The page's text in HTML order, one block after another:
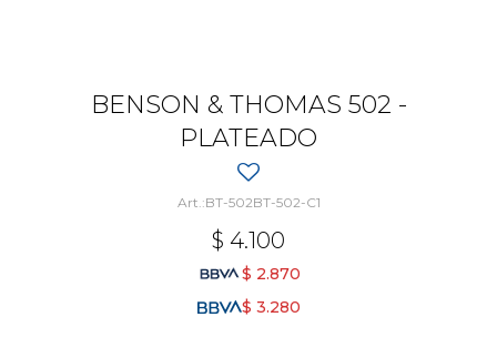
BENSON & THOMAS 502 -
PLATEADO
BT-502BT-502-C1
$ 4.100
$ 2.870
$ 3.280